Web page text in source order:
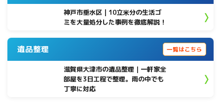
神戸市垂水区 | 10立米分の生活ゴ
ミを大量処分した事例を徹底解説！
遺品整理 一覧はこちら
滋賀県大津市の遺品整理｜一軒家全
部屋を3日工程で整理。雨の中でも
丁寧に対応